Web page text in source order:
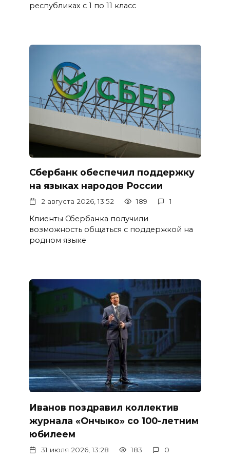
республиках с 1 по 11 класс
Сбербанк обеспечил поддержку
на языках народов России
2 августа 2026, 13:52 189 1
Клиенты Сбербанка получили
возможность общаться с поддержкой на
родном языке
Иванов поздравил коллектив
журнала «Ончыко» со 100-летним
юбилеем
31 июля 2026, 13:28 183 0